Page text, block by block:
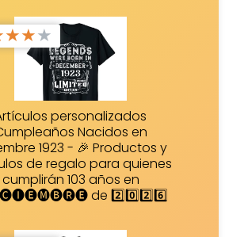
★★★
personalizados
Nacidos en
1923 - 🎉 Productos y
de regalo para quienes
cumplirán 103 años en
de 2️⃣0️⃣2️⃣6️⃣